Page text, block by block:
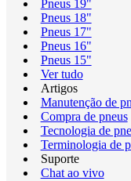
Pneus 19"
Pneus 18"
Pneus 17"
Pneus 16"
Pneus 15"
Ver tudo
Artigos
Manutenção de
Compra de pneus
Tecnologia de
Terminologia de
Suporte
Chat ao vivo